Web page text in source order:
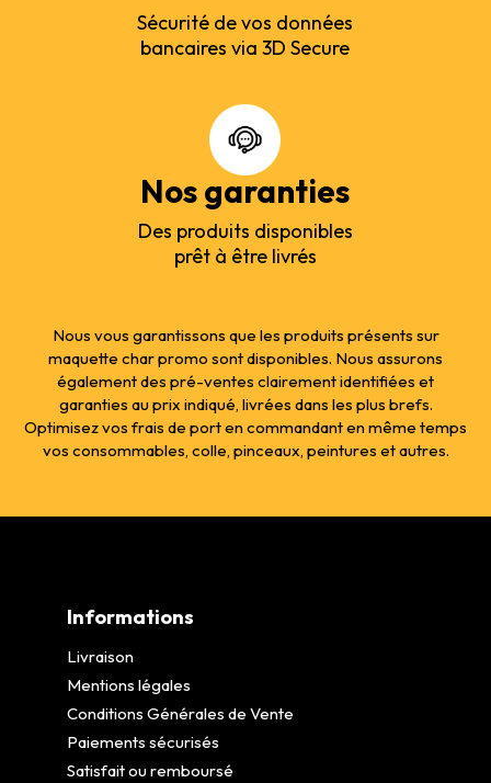
Sécurité de vos données
bancaires via 3D Secure
Nos garanties
Des produits disponibles
prêt à être livrés
Nous vous garantissons que les produits présents sur
maquette char promo sont disponibles. Nous assurons
également des pré-ventes clairement identifiées et
garanties au prix indiqué, livrées dans les plus brefs.
Optimisez vos frais de port en commandant en même temps
vos consommables, colle, pinceaux, peintures et autres.
Informations
Livraison
Mentions légales
Conditions Générales de Vente
Paiements sécurisés
Satisfait ou remboursé